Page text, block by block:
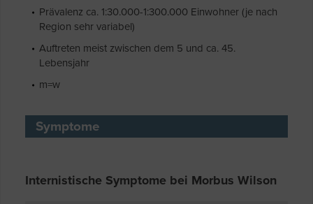
Prävalenz ca. 1:30.000-1:300.000 Einwohner (je nach
Region sehr variabel)
Auftreten meist zwischen dem 5 und ca. 45.
Lebensjahr
m=w
Symptome
Internistische Symptome bei Morbus Wilson